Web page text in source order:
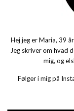
Hej jeg er Maria, 39
Jeg skriver om hvad
mig, og
Følger i mig på